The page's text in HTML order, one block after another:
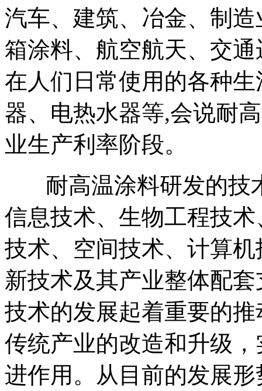
汽车、建筑、冶金、制
箱涂料、航空航天、交
在人们日常使用的各种
器、电热水器等,会说耐
业生产利率阶段。
耐高温涂料研发的技
信息技术、生物工程技
技术、空间技术、计算
新技术及其产业整体配
技术的发展起着重要的
传统产业的改造和升级
进作用。从目前的发展